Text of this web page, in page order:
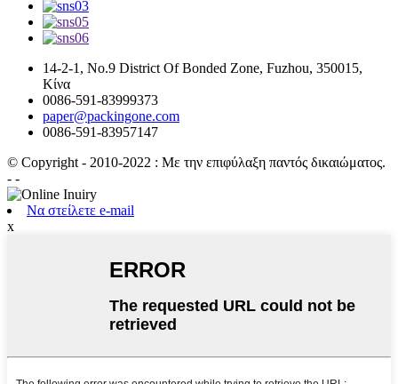
14-2-1, No.9 District Of Bonded Zone, Fuzhou, 350015,
Κίνα
0086-591-83999373
paper@packingone.com
0086-591-83957147
© Copyright - 2010-2022 : Με την επιφύλαξη παντός δικαιώματος.
- -
Να στείλετε e-mail
x